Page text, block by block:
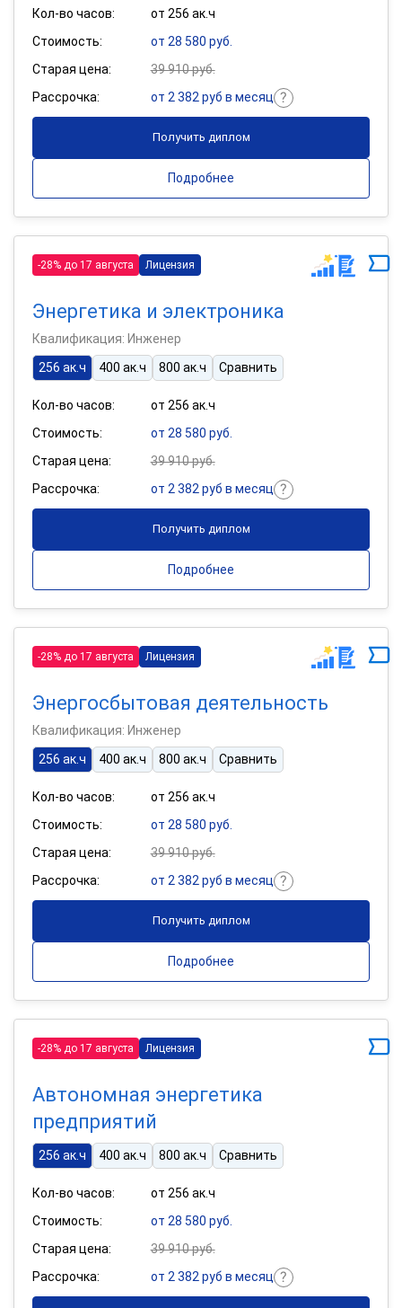
Кол-во часов:
от 256 ак.ч
Стоимость:
от 28 580 руб.
Старая цена:
39 910 руб.
Рассрочка:
от 2 382 руб в месяц
Получить диплом
Подробнее
-28% до 17 августа Лицензия
Энергетика и электроника
Квалификация: Инженер
256 ак.ч
400 ак.ч 800 ак.ч Сравнить
Кол-во часов:
от 256 ак.ч
Стоимость:
от 28 580 руб.
Старая цена:
39 910 руб.
Рассрочка:
от 2 382 руб в месяц
Получить диплом
Подробнее
-28% до 17 августа Лицензия
Энергосбытовая деятельность
Квалификация: Инженер
256 ак.ч
400 ак.ч 800 ак.ч Сравнить
Кол-во часов:
от 256 ак.ч
Стоимость:
от 28 580 руб.
Старая цена:
39 910 руб.
Рассрочка:
от 2 382 руб в месяц
Получить диплом
Подробнее
-28% до 17 августа Лицензия
Автономная энергетика
предприятий
256 ак.ч 400 ак.ч 800 ак.ч Сравнить
Кол-во часов:
от 256 ак.ч
Стоимость:
от 28 580 руб.
Старая цена:
39 910 руб.
Рассрочка:
от 2 382 руб в месяц